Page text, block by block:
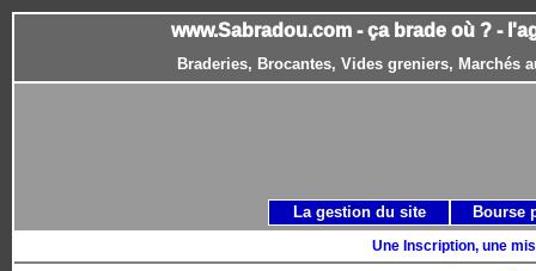
www.Sabradou.com - ça brade où ? -
Braderies, Brocantes, Vides greniers, Marchés
Une Inscription, une
La gestion du site Bourse